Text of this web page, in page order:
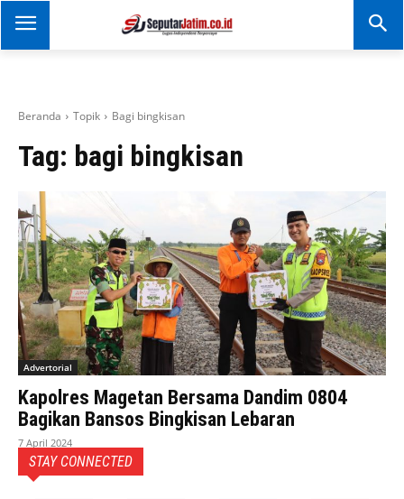
SEPUTAR JATIM
Portal Informasi Dan
Beranda Topik Bagi bingkisan
Tag: bagi bingkisan
Advertorial
Kapolres Magetan Bersama Dandim 0804
Bagikan Bansos Bingkisan Lebaran
7 April 2024
STAY CONNECTED